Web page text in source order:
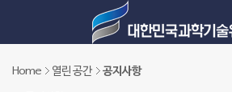
Home 열린 공간 공지사항